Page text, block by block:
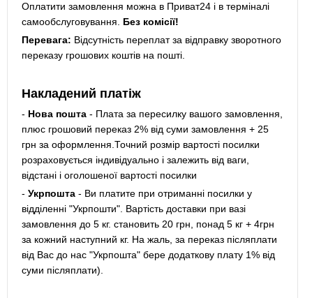
Оплатити замовлення можна в Приват24 і в терміналі
самообслуговування. Без комісії!
Перевага: Відсутність переплат за відправку зворотного
переказу грошових коштів на пошті.
Накладений платіж
- Нова пошта- Плата за пересилку вашого замовлення,
плюс грошовий переказ 2% від суми замовлення + 25
грн за оформлення.Точний розмір вартості посилки
розраховується індивідуально і залежить від ваги,
відстані і оголошеної вартості посилки
- Укрпошта- Ви платите при отриманні посилки у
відділенні "Укрпошти". Вартість доставки при вазі
замовлення до 5 кг. становить 20 грн, понад 5 кг + 4грн
за кожний наступний кг. На жаль, за переказ післяплати
від Вас до нас "Укрпошта" бере додаткову плату 1% від
суми післяплати).